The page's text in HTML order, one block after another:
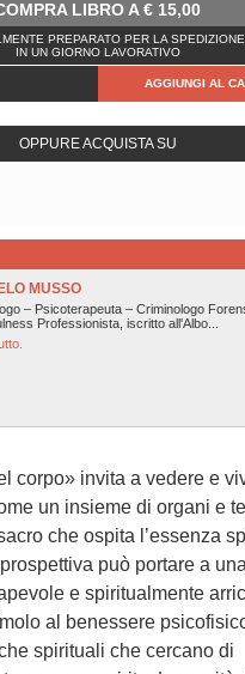
LIBRO A€ 15,00
PREPARATO PER LA SPEDIZIONE
IN UN GIORNO LAVORATIVO
AGGIUNGI AL
OPPURE ACQUISTA SU
MUSSO
– Psicoterapeuta – Criminologo
Professionista, iscritto all'Albo...
corpo» invita a vedere e
un insieme di organi e
che ospita l’essenza
può portare a
e spiritualmente
al benessere
spirituali che cercano di